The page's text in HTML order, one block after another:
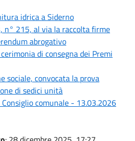
idrica a Siderno
n° 215, al via la raccolta firme
abrogativo
di consegna dei Premi
sociale, convocata la prova
di sedici unità
Consiglio comunale - 13.03.2026